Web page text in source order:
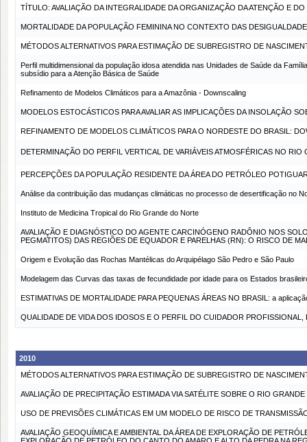
TÍTULO: AVALIAÇÃO DA INTEGRALIDADE DA ORGANIZAÇÃO DA ATENÇÃO E
MORTALIDADE DA POPULAÇÃO FEMININA NO CONTEXTO DAS
MÉTODOS ALTERNATIVOS PARA ESTIMAÇÃO DE SUBREGISTRO DE
Perfil multidimensional da população idosa atendida nas Unidades de Saúde da
subsídio para a Atenção Básica de Saúde
Refinamento de Modelos Climáticos para a Amazônia - Downscaling
MODELOS ESTOCÁSTICOS PARA AVALIAR AS IMPLICAÇÕES DA INSOLAÇÃO
REFINAMENTO DE MODELOS CLIMÁTICOS PARA O NORDESTE DO BRASIL:
DETERMINAÇÃO DO PERFIL VERTICAL DE VARIÁVEIS ATMOSFÉRICAS NO
PERCEPÇÕES DA POPULAÇÃO RESIDENTE DA ÁREA DO PETRÓLEO
Análise da contribuição das mudanças climáticas no processo de desertificação no
Instituto de Medicina Tropical do Rio Grande do Norte
AVALIAÇÃO E DIAGNÓSTICO DO AGENTE CARCINÓGENO RADÔNIO NOS
PEGMATITOS) DAS REGIÕES DE EQUADOR E PARELHAS (RN): O RISCO DE
Origem e Evolução das Rochas Mantélicas do Arquipélago São Pedro e São Paulo
Modelagem das Curvas das taxas de fecundidade por idade para os Estados
ESTIMATIVAS DE MORTALIDADE PARA PEQUENAS ÁREAS NO BRASIL: a
QUALIDADE DE VIDA DOS IDOSOS E O PERFIL DO CUIDADOR PROFISSIONAL,
2010
MÉTODOS ALTERNATIVOS PARA ESTIMAÇÃO DE SUBREGISTRO DE
AVALIAÇÃO DE PRECIPITAÇÃO ESTIMADA VIA SATÉLITE SOBRE O RIO
USO DE PREVISÕES CLIMÁTICAS EM UM MODELO DE RISCO DE
AVALIAÇÃO GEOQUÍMICA E AMBIENTAL DA ÁREA DE EXPLORAÇÃO DE